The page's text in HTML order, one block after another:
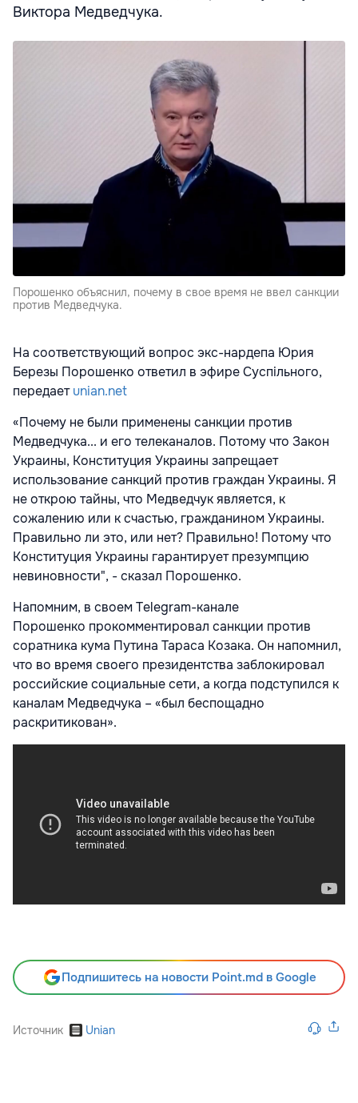
Виктора Медведчука.
Порошенко объяснил, почему в свое время не ввел санкции
против Медведчука.
На соответствующий вопрос экс-нардепа Юрия
Березы Порошенко ответил в эфире Суспільного,
передаетunian.net
«Почему не были применены санкции против
Медведчука... и его телеканалов. Потому что Закон
Украины, Конституция Украины запрещает
использование санкций против граждан Украины. Я
не открою тайны, что Медведчук является, к
сожалению или к счастью, гражданином Украины.
Правильно ли это, или нет? Правильно! Потому что
Конституция Украины гарантирует презумпцию
невиновности", - сказал Порошенко.
Напомним, в своем Telegram-канале
Порошенко прокомментировал санкции против
соратника кума Путина Тараса Козака. Он напомнил,
что во время своего президентства заблокировал
российские социальные сети, а когда подступился к
каналам Медведчука – «был беспощадно
раскритикован».
Подпишитесь на новости Point.md в Google
Источник Unian